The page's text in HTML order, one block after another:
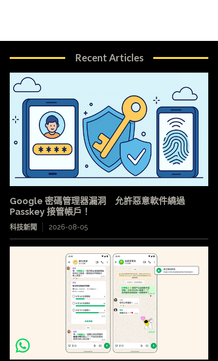
Recent Articles
Google 密碼管理器漏洞 允許惡意軟件繞過
Passkey 接管帳戶！
科技新聞 2026-08-05